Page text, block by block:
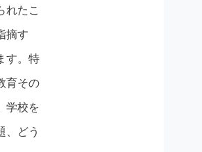
れたこ
摘す
す。特
育その
学校を
、どう